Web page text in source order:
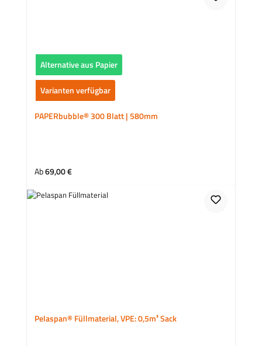
Alternative aus Papier
Varianten verfügbar
PAPERbubble® 300 Blatt | 580mm
Regulärer Preis:
Ab69,00 €
Pelaspan® Füllmaterial, VPE: 0,5m³ Sack